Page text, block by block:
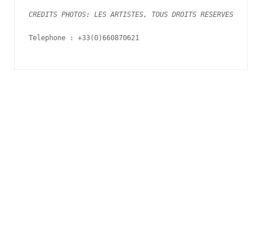
CREDITS PHOTOS: LES ARTISTES, TOUS DROITS RESERVES
Telephone : +33(0)660870621